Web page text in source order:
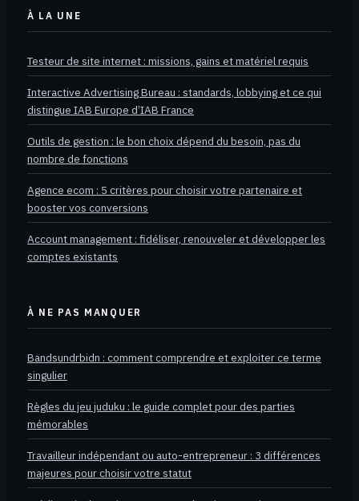
À LA UNE
Testeur de site internet : missions, gains et matériel requis
Interactive Advertising Bureau : standards, lobbying et ce qui
distingue IAB Europe d’IAB France
Outils de gestion : le bon choix dépend du besoin, pas du
nombre de fonctions
Agence ecom : 5 critères pour choisir votre partenaire et
booster vos conversions
Account management : fidéliser, renouveler et développer les
comptes existants
À NE PAS MANQUER
Bandsundrbidn : comment comprendre et exploiter ce terme
singulier
Règles du jeu juduku : le guide complet pour des parties
mémorables
Travailleur indépendant ou auto-entrepreneur : 3 différences
majeures pour choisir votre statut